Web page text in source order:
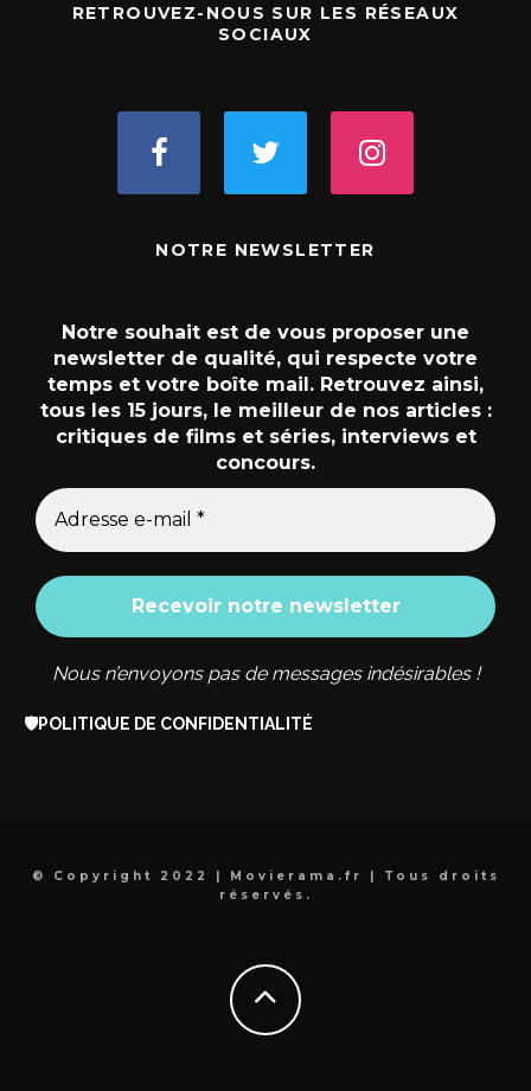
RETROUVEZ-NOUS SUR LES RÉSEAUX
SOCIAUX
NOTRE NEWSLETTER
Notre souhait est de vous proposer une
newsletter de qualité, qui respecte votre
temps et votre boîte mail. Retrouvez ainsi,
tous les 15 jours, le meilleur de nos articles :
critiques de films et séries, interviews et
concours.
Nous n’envoyons pas de messages indésirables !
🛡️POLITIQUE DE CONFIDENTIALITÉ
© Copyright 2022 | Movierama.fr | Tous droits
réservés.